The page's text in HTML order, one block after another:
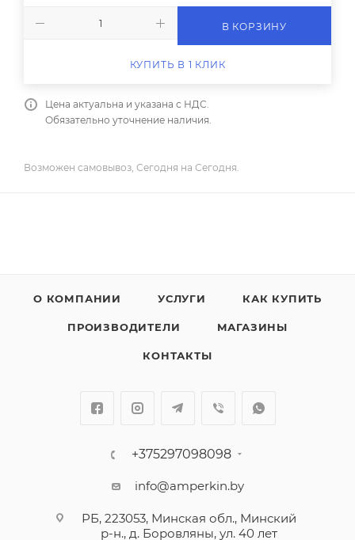
В КОРЗИНУ
КУПИТЬ В 1 КЛИК
Цена актуальна и указана с НДС.
Обязательно уточнение наличия.
Возможен самовывоз, Сегодня на Сегодня.
О КОМПАНИИ УСЛУГИ КАК КУПИТЬ
ПРОИЗВОДИТЕЛИ МАГАЗИНЫ
КОНТАКТЫ
+375297098098
info@amperkin.by
РБ, 223053, Минская обл., Минский
р-н., д. Боровляны, ул. 40 лет